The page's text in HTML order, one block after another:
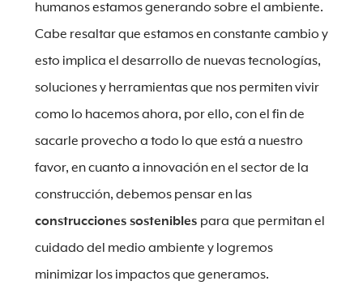
humanos estamos generando sobre el ambiente.
Cabe resaltar que estamos en constante cambio y
esto implica el desarrollo de nuevas tecnologías,
soluciones y herramientas que nos permiten vivir
como lo hacemos ahora, por ello, con el fin de
sacarle provecho a todo lo que está a nuestro
favor, en cuanto a innovación en el sector de la
construcción, debemos pensar en las
construcciones sostenibles para que permitan el
cuidado del medio ambiente y logremos
minimizar los impactos que generamos.